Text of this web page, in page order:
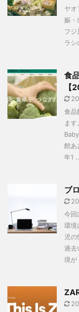
ヤオ
娠・
フジ
ラ
食
【
食品
ま
館あ
年1
ブ
今回
環境
児
過去
境が